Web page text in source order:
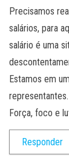
Precisamos
salários, para
salário é uma
Estamos em
representantes.
Força, foco e
Responder